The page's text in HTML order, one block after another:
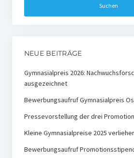
Preisträger
Kontakt
NEUE BEITRÄGE
Gymnasialpreis 2026:
ausgezeichnet
Bewerbungsaufruf Gymnasialpreis
Pressevorstellung der drei
Kleine Gymnasialpreise 2025
Bewerbungsaufruf